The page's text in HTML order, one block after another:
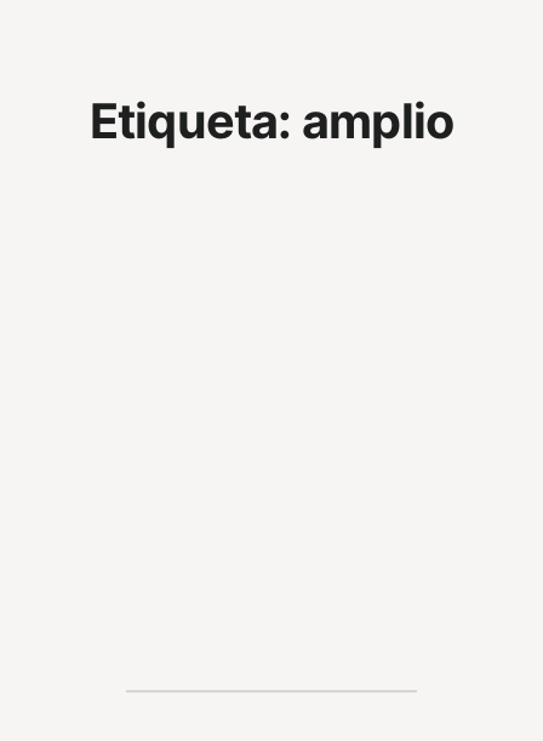
Etiqueta: amplio